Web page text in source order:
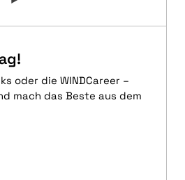
oder die WINDCareer –
mach das Beste aus dem